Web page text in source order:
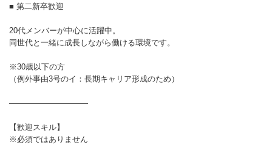
■ 第二新卒歓迎
20代メンバーが中心に活躍中。
同世代と一緒に成長しながら働ける環境です。
※30歳以下の方
（例外事由3号のイ：長期キャリア形成のため）
――――――――――
【歓迎スキル】
※必須ではありません